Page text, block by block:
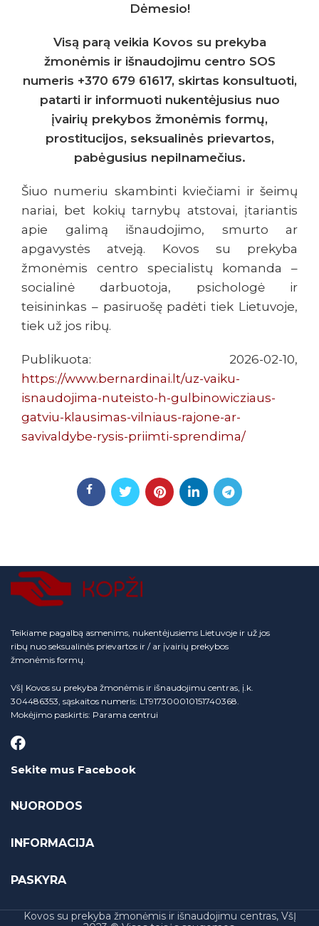
Dėmesio!
Visą parą veikia Kovos su prekyba
žmonėmis ir išnaudojimu centro SOS
numeris +370 679 61617, skirtas konsultuoti,
patarti ir informuoti nukentėjusius nuo
įvairių prekybos žmonėmis formų,
prostitucijos, seksualinės prievartos,
pabėgusius nepilnamečius.
Šiuo numeriu skambinti kviečiami ir šeimų
nariai, bet kokių tarnybų atstovai, įtariantis
apie galimą išnaudojimo, smurto ar
apgavystės atveją. Kovos su prekyba
žmonėmis centro specialistų komanda –
socialinė darbuotoja, psichologė ir
teisininkas – pasiruošę padėti tiek Lietuvoje,
tiek už jos ribų.
Publikuota: 2026-02-10,
https://www.bernardinai.lt/uz-vaiku-
isnaudojima-nuteisto-h-gulbinowicziaus-
gatviu-klausimas-vilniaus-rajone-ar-
savivaldybe-rysis-priimti-sprendima/
Teikiame pagalbą asmenims, nukentėjusiems Lietuvoje ir už jos
ribų nuo seksualinės prievartos ir / ar įvairių prekybos
žmonėmis formų.
VšĮ Kovos su prekyba žmonėmis ir išnaudojimu centras, į.k.
304486353, sąskaitos numeris: LT917300010151740368.
Mokėjimo paskirtis: Parama centrui
Sekite mus Facebook
NUORODOS
INFORMACIJA
PASKYRA
Kovos su prekyba žmonėmis ir išnaudojimu centras, VšĮ